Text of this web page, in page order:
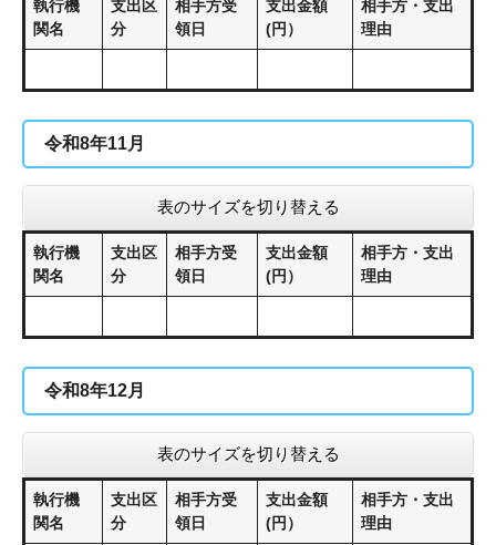
執行機
関名
支出区
分
相手方受
領日
支出金額
(円）
相手方・支出
理由
令和8年11月
表のサイズを切り替える
執行機
関名
支出区
分
相手方受
領日
支出金額
(円）
相手方・支出
理由
令和8年12月
表のサイズを切り替える
執行機
関名
支出区
分
相手方受
領日
支出金額
(円）
相手方・支出
理由